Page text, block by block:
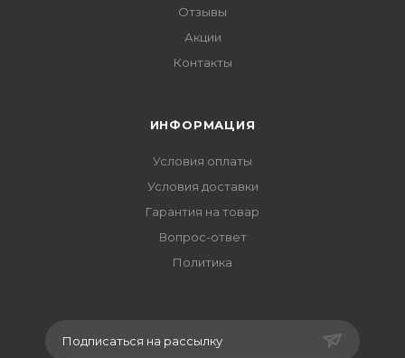
Отзывы
Акции
Контакты
ИНФОРМАЦИЯ
Условия оплаты
Условия доставки
Гарантия на товар
Вопрос-ответ
Политика
Подписаться на рассылку